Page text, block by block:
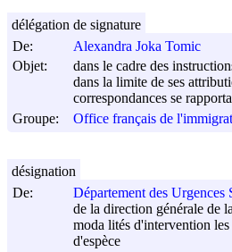
De:
Alexandra Joka Tomic
Objet:
dans le cadre des
dans la limite de ses
correspondances se
Groupe:
Office français de
délégation de signature
De:
Département des Urgences
de la direction générale de
moda lités d'intervention les
d'espèce
désignation